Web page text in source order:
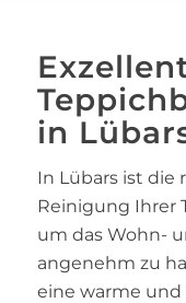
in
In Lübars ist die
Reinigung Ihrer
um das Wohn-
angenehm zu
eine warme